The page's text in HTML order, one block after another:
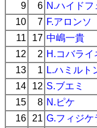
9
6 N.ハイドフ
10
7 F.アロンソ
11
17 中嶋一貴
12
2 H.コバライ
13
1 L.ハミルト
14
12 S.ブエミ
15
8 N.ピケ
16
21 G.フィジケ